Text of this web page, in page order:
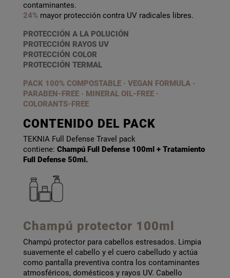
contaminantes.
24% mayor protección contra UV radicales libres.
PROTECCIÓN A LA POLUCIÓN
PROTECCIÓN RAYOS UV
PROTECCIÓN COLOR
PROTECCIÓN TERMAL
PACK 100% COMPOSTABLE · VEGAN FORMULA ·
PARABEN-FREE · MINERAL OIL-FREE ·
COLORANTS-FREE
CONTENIDO DEL PACK
TEKNIA Full Defense Travel pack
contiene: Champú Full Defense 100ml + Tratamiento
Full Defense 50ml.
Champú protector 100ml
Champú protector para cabellos estresados. Limpia
suavemente el cabello y el cuero cabelludo y actúa
como pantalla preventiva contra los contaminantes
atmosféricos, domésticos y rayos UV. Cabello